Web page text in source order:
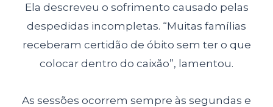
Ela descreveu o sofrimento causado pelas
despedidas incompletas. “Muitas famílias
receberam certidão de óbito sem ter o que
colocar dentro do caixão”, lamentou.
As sessões ocorrem sempre às segundas e